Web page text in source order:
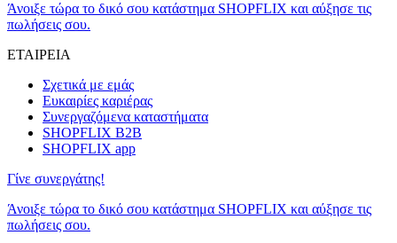
Άνοιξε τώρα το δικό σου κατάστημα SHOPFLIX και αύξησε τις
πωλήσεις σου.
ΕΤΑΙΡΕΙΑ
Σχετικά με εμάς
Ευκαιρίες καριέρας
Συνεργαζόμενα καταστήματα
SHOPFLIX B2B
SHOPFLIX app
Γίνε συνεργάτης!
Άνοιξε τώρα το δικό σου κατάστημα SHOPFLIX και αύξησε τις
πωλήσεις σου.